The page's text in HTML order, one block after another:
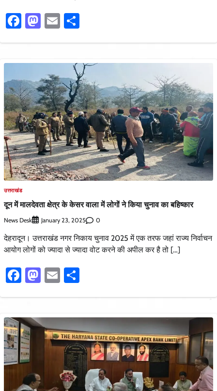
Facebook
Mastodon
Email
उत्तराखंड
दून में मालदेवता क्षेत्र के केसर वाला में लोगों ने किया चुनाव का बहिष्कार
News Desk January 23, 2025 0
देहरादून। उत्तराखंड नगर निकाय चुनाव 2025 में एक तरफ जहां राज्य निर्वाचन
आयोग लोगों को ज्यादा से ज्यादा वोट करने की अपील कर है तो […]
Facebook
Mastodon
Email